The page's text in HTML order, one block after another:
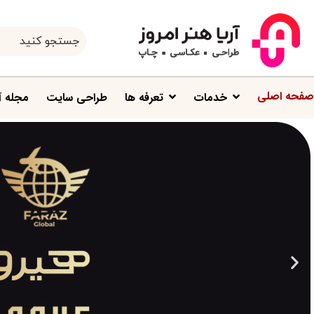
صفحه اصلی خدمات تعرفه ها طراحی سایت مجله